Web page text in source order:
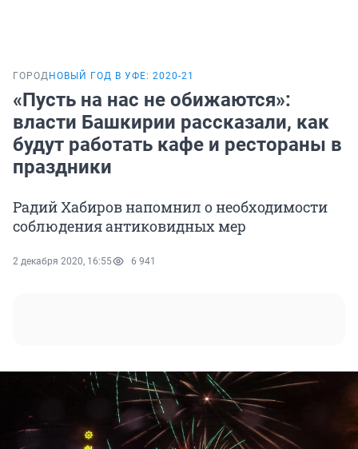
ГОРОД НОВЫЙ ГОД В УФЕ: 2020-21
«Пусть на нас не обижаются»:
власти Башкирии рассказали, как
будут работать кафе и рестораны в
праздники
Радий Хабиров напомнил о необходимости
соблюдения антиковидных мер
2 декабря 2020, 16:55 6 941